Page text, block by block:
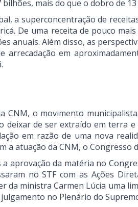
bilhões, mais do que o dobro de
a superconcentração de
De uma receita de pouco
anuais. Além disso, as
arrecadação em
CNM, o movimento
deixar de ser extraído em terra
em razão de uma nova
a atuação da CNM, o
aprovação da matéria no
no STF com as Ações
da ministra Carmen Lúcia uma
no Plenário do